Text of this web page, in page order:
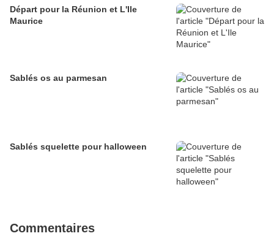
Départ pour la Réunion et L'Ile
Maurice
Sablés os au parmesan
Sablés squelette pour halloween
Commentaires